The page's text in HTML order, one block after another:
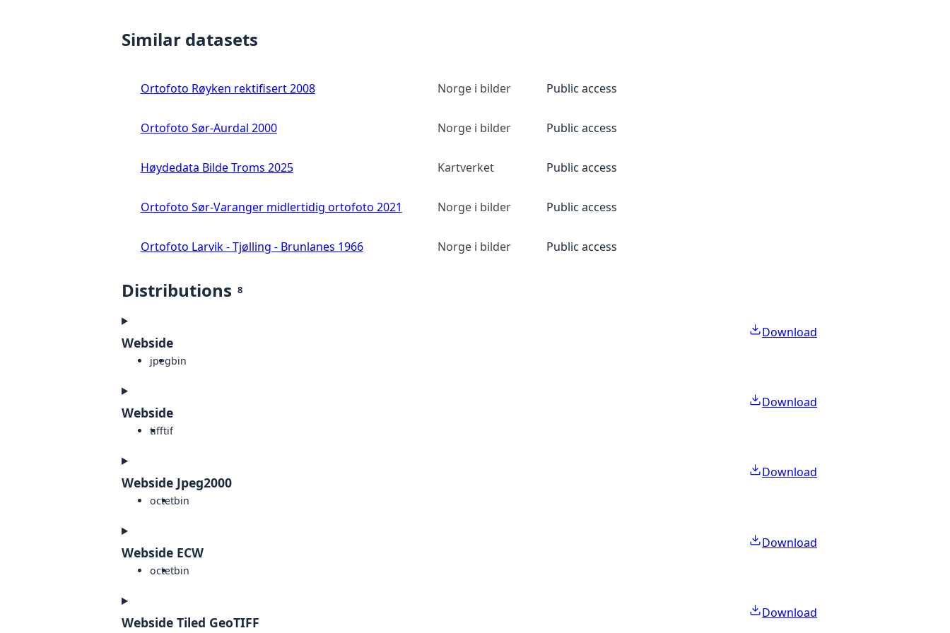
Similar datasets
Ortofoto Røyken rektifisert 2008 Norge i bilder Public access
Ortofoto Sør-Aurdal 2000 Norge i bilder Public access
Høydedata Bilde Troms 2025 Kartverket Public access
Ortofoto Sør-Varanger midlertidig ortofoto 2021 Norge i bilder Public access
Ortofoto Larvik - Tjølling - Brunlanes 1966 Norge i bilder Public access
Distributions 8
Webside
jpegbin
Download
Webside
tifftif
Download
Webside Jpeg2000
octetbin
Download
Webside ECW
octetbin
Download
Webside Tiled GeoTIFF
Download